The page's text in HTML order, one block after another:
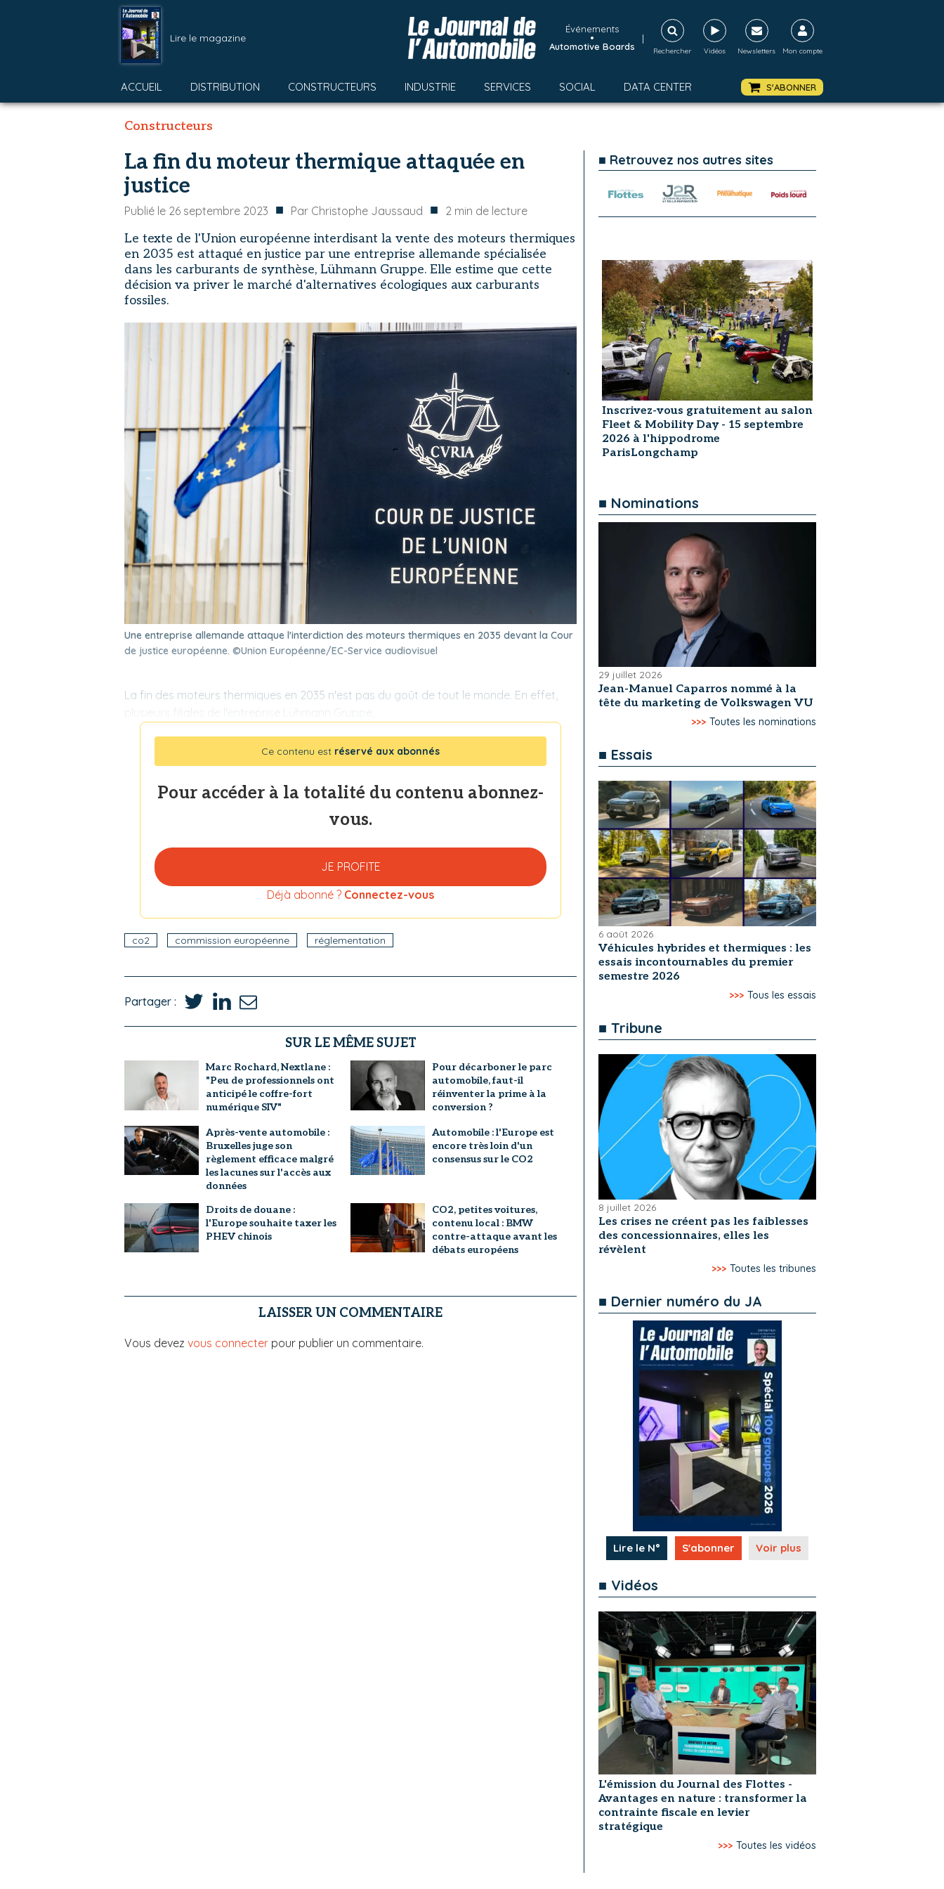
Lire le magazine
Événements
•
Automotive Boards
|
Rechercher Vidéos Newsletters Mon compte
ACCUEIL DISTRIBUTION CONSTRUCTEURS INDUSTRIE SERVICES SOCIAL DATA CENTER S'ABONNER
Constructeurs
La fin du moteur thermique attaquée en
justice
Publié le 26 septembre 2023 ■ Par Christophe Jaussaud ■ 2 min de lecture
Le texte de l'Union européenne interdisant la vente des moteurs thermiques
en 2035 est attaqué en justice par une entreprise allemande spécialisée
dans les carburants de synthèse, Lühmann Gruppe. Elle estime que cette
décision va priver le marché d'alternatives écologiques aux carburants
fossiles.
Une entreprise allemande attaque l'interdiction des moteurs thermiques en 2035 devant la Cour
de justice européenne. ©Union Européenne/EC-Service audiovisuel
La fin des moteurs thermiques en 2035 n'est pas du goût de tout le monde. En effet,
plusieurs filiales de l'entreprise Lühmann Gruppe,
Ce contenu est réservé aux abonnés
Pour accéder à la totalité du contenu abonnez-
vous.
JE PROFITE
Déjà abonné ? Connectez-vous
co2 commission européenne réglementation
Partager :
SUR LE MÊME SUJET
Marc Rochard, Nextlane :
"Peu de professionnels ont
anticipé le coffre-fort
numérique SIV"
Pour décarboner le parc
automobile, faut-il
réinventer la prime à la
conversion ?
Après-vente automobile :
Bruxelles juge son
règlement efficace malgré
les lacunes sur l'accès aux
données
Automobile : l'Europe est
encore très loin d'un
consensus sur le CO2
Droits de douane :
l'Europe souhaite taxer les
PHEV chinois
CO2, petites voitures,
contenu local : BMW
contre-attaque avant les
débats européens
LAISSER UN COMMENTAIRE
Vous devez vous connecter pour publier un commentaire.
■ Retrouvez nos autres sites
Inscrivez-vous gratuitement au salon
Fleet & Mobility Day - 15 septembre
2026 à l'hippodrome
ParisLongchamp
■ Nominations
29 juillet 2026
Jean-Manuel Caparros nommé à la
tête du marketing de Volkswagen VU
>>> Toutes les nominations
■ Essais
6 août 2026
Véhicules hybrides et thermiques : les
essais incontournables du premier
semestre 2026
>>> Tous les essais
■ Tribune
8 juillet 2026
Les crises ne créent pas les faiblesses
des concessionnaires, elles les
révèlent
>>> Toutes les tribunes
■ Dernier numéro du JA
Lire le N° S'abonner Voir plus
■ Vidéos
L'émission du Journal des Flottes -
Avantages en nature : transformer la
contrainte fiscale en levier
stratégique
>>> Toutes les vidéos